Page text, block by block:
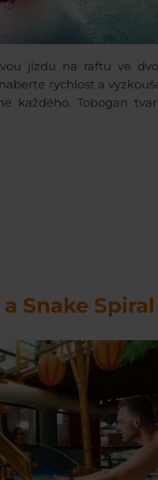
jízdu na raftu ve
rychlost a
každého. Tobogan
Snake Spiral